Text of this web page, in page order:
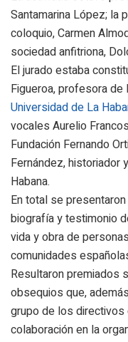
Santamarina López; la
coloquio, Carmen
sociedad anfitriona,
El jurado estaba
Figueroa, profesora
Universidad de La
vocales Aurelio
Fundación Fernando
Fernández, historiador
Habana.
En total se
biografía y testimonio
vida y obra de
comunidades
Resultaron premiados
obsequios que,
grupo de los
colaboración en la